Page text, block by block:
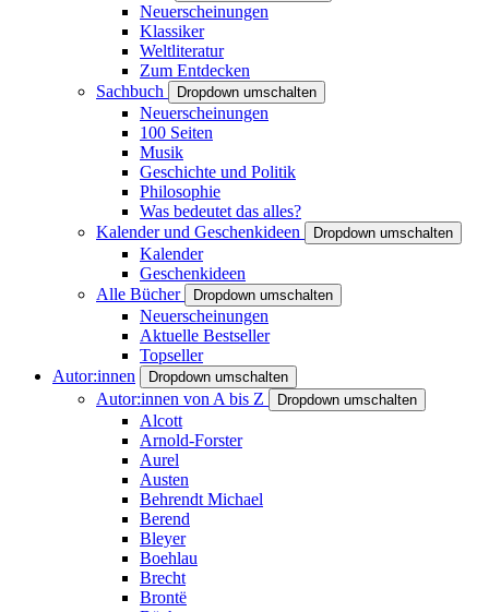
Neuerscheinungen
Klassiker
Weltliteratur
Zum Entdecken
Sachbuch
Dropdown umschalten
Neuerscheinungen
100 Seiten
Musik
Geschichte und Politik
Philosophie
Was bedeutet das alles?
Kalender und Geschenkideen
Dropdown umschalten
Kalender
Geschenkideen
Alle Bücher
Dropdown umschalten
Neuerscheinungen
Aktuelle Bestseller
Topseller
Autor:innen
Dropdown umschalten
Autor:innen von A bis Z Dropdown umschalten
Alcott
Arnold-Forster
Aurel
Austen
Behrendt Michael
Berend
Bleyer
Boehlau
Brecht
Brontë